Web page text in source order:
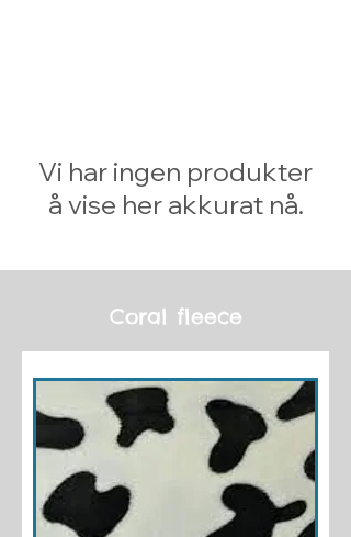
Vi har ingen produkter
å vise her akkurat nå.
Coral fleece